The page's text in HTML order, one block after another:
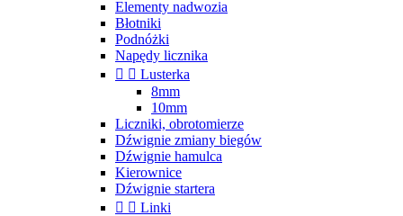
Elementy nadwozia
Błotniki
Podnóżki
Napędy licznika
  Lusterka
8mm
10mm
Liczniki, obrotomierze
Dźwignie zmiany biegów
Dźwignie hamulca
Kierownice
Dźwignie startera
  Linki